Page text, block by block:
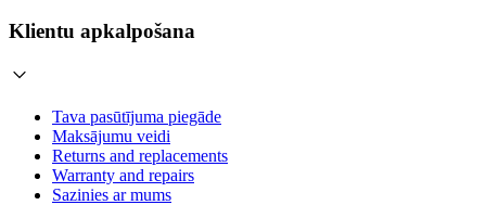
Klientu apkalpošana
Tava pasūtījuma piegāde
Maksājumu veidi
Returns and replacements
Warranty and repairs
Sazinies ar mums